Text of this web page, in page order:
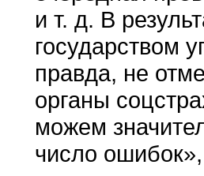
и т. д. В
государством
правда, не
органы
можем
число